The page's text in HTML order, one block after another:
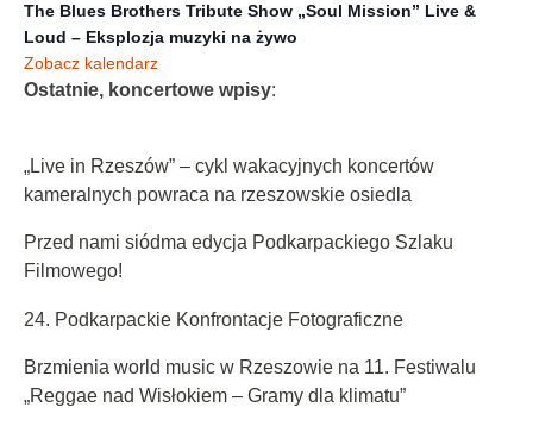
The Blues Brothers Tribute Show „Soul Mission” Live &
Loud – Eksplozja muzyki na żywo
Zobacz kalendarz
Ostatnie, koncertowe wpisy:
„Live in Rzeszów” – cykl wakacyjnych koncertów
kameralnych powraca na rzeszowskie osiedla
Przed nami siódma edycja Podkarpackiego Szlaku
Filmowego!
24. Podkarpackie Konfrontacje Fotograficzne
Brzmienia world music w Rzeszowie na 11. Festiwalu
„Reggae nad Wisłokiem – Gramy dla klimatu”